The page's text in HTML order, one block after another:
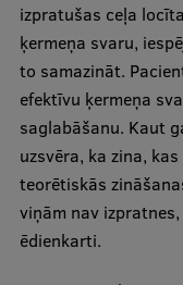
izpratušas ceļa
ķermeņa svaru,
to samazināt.
efektīvu ķermeņa
saglabāšanu. Kaut
uzsvēra, ka zina,
teorētiskās
viņām nav
ēdienkarti.